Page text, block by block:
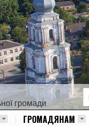
громади
ГРОМАДЯНАМ